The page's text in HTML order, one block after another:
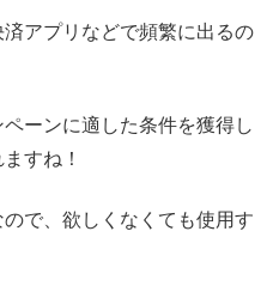
アプリなどで頻繁に出るの
ーンに適した条件を獲得し
すね！
で、欲しくなくても使用す